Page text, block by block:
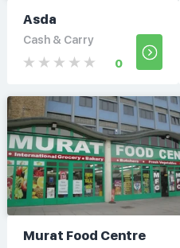
Asda
Cash & Carry
0
Murat Food Centre